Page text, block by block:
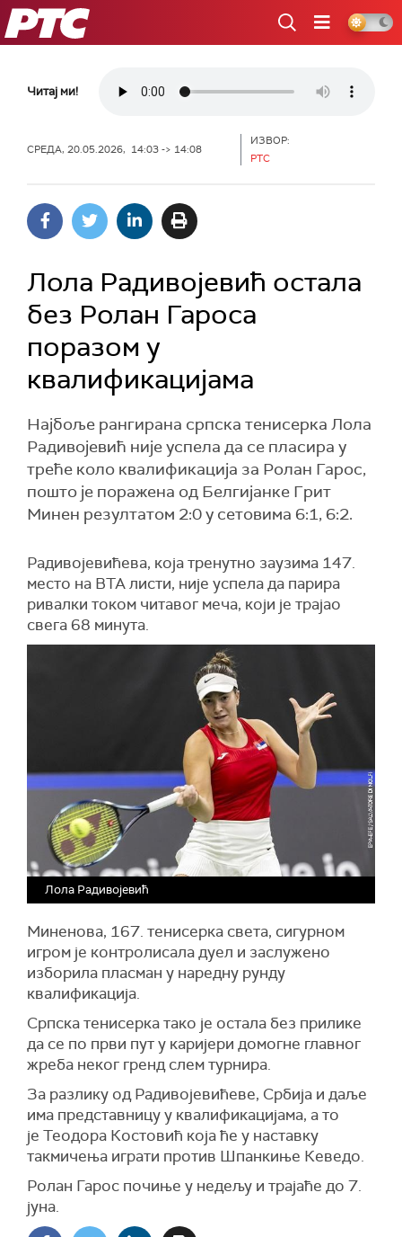
РТС
Читај ми!
СРЕДА, 20.05.2026, 14:03 -> 14:08
ИЗВОР:
РТС
Лола Радивојевић остала
без Ролан Гароса
поразом у
квалификацијама
Најбоље рангирана српска тенисерка Лола
Радивојевић није успела да се пласира у
треће коло квалификација за Ролан Гарос,
пошто је поражена од Белгијанке Грит
Минен резултатом 2:0 у сетовима 6:1, 6:2.
Радивојевићева, која тренутно заузима 147.
место на ВТА листи, није успела да парира
ривалки током читавог меча, који је трајао
свега 68 минута.
Лола Радивојевић
Миненова, 167. тенисерка света, сигурном
игром је контролисала дуел и заслужено
изборила пласман у наредну рунду
квалификација.
Српска тенисерка тако је остала без прилике
да се по први пут у каријери домогне главног
жреба неког гренд слем турнира.
За разлику од Радивојевићеве, Србија и даље
има представницу у квалификацијама, а то
је Теодора Костовић којаће у наставку
такмичења играти против Шпанкиње Кеведо.
Ролан Гарос почиње у недељу и трајаће до 7.
јуна.